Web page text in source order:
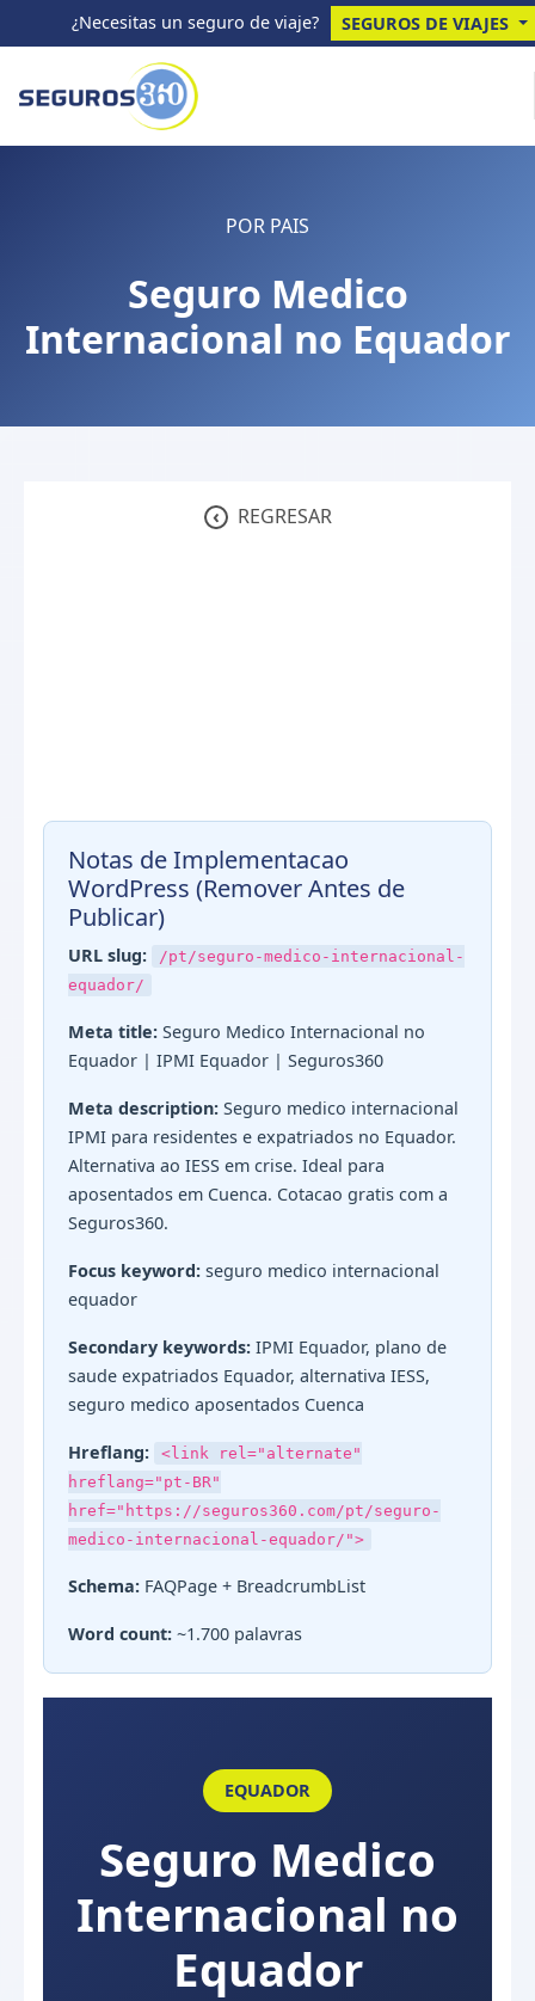
¿Necesitas un seguro de viaje? SEGUROS DE VIAJES
POR PAIS
Seguro Medico
Internacional no Equador
‹ REGRESAR
Notas de Implementacao
WordPress (Remover Antes de
Publicar)
URL slug:
/pt/seguro-medico-internacional-
equador/
Meta title: Seguro Medico Internacional no
Equador | IPMI Equador | Seguros360
Meta description: Seguro medico internacional
IPMI para residentes e expatriados no Equador.
Alternativa ao IESS em crise. Ideal para
aposentados em Cuenca. Cotacao gratis com a
Seguros360.
Focus keyword: seguro medico internacional
equador
Secondary keywords: IPMI Equador, plano de
saude expatriados Equador, alternativa IESS,
seguro medico aposentados Cuenca
Hreflang:
<link rel="alternate"
hreflang="pt-BR"
href="https://seguros360.com/pt/seguro-
medico-internacional-equador/">
Schema: FAQPage + BreadcrumbList
Word count: ~1.700 palavras
EQUADOR
Seguro Medico
Internacional no
Equador